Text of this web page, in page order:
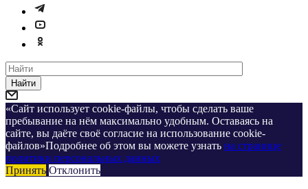
Найти
«Сайт использует cookie-файлы, чтобы сделать ваше
пребывание на нём максимально удобным. Оставаясь на
сайте, вы даёте своё согласие на использование cookie-
файлов»Подробнее об этом вы можете узнать на странице
политики персональных данных
Принять Отклонить